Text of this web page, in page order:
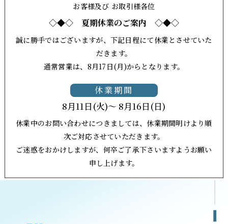
お客様及び お取引様各位
◇◆◇ 夏期休業のご案内 ◇◆◇
誠に勝手ではございますが、下記日程にて休業とさせていた
だきます。
通常営業は、8月17日(月)からとなります。
休業期間
8月11日(火)～ 8月16日(日)
休業中のお問い合わせにつきましては、休業期間明けより順
次ご対応させていただきます。
ご迷惑をおかけしますが、何卒ご了承下さいますようお願い
申し上げます。